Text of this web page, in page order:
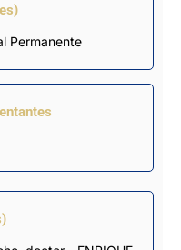
Permanente